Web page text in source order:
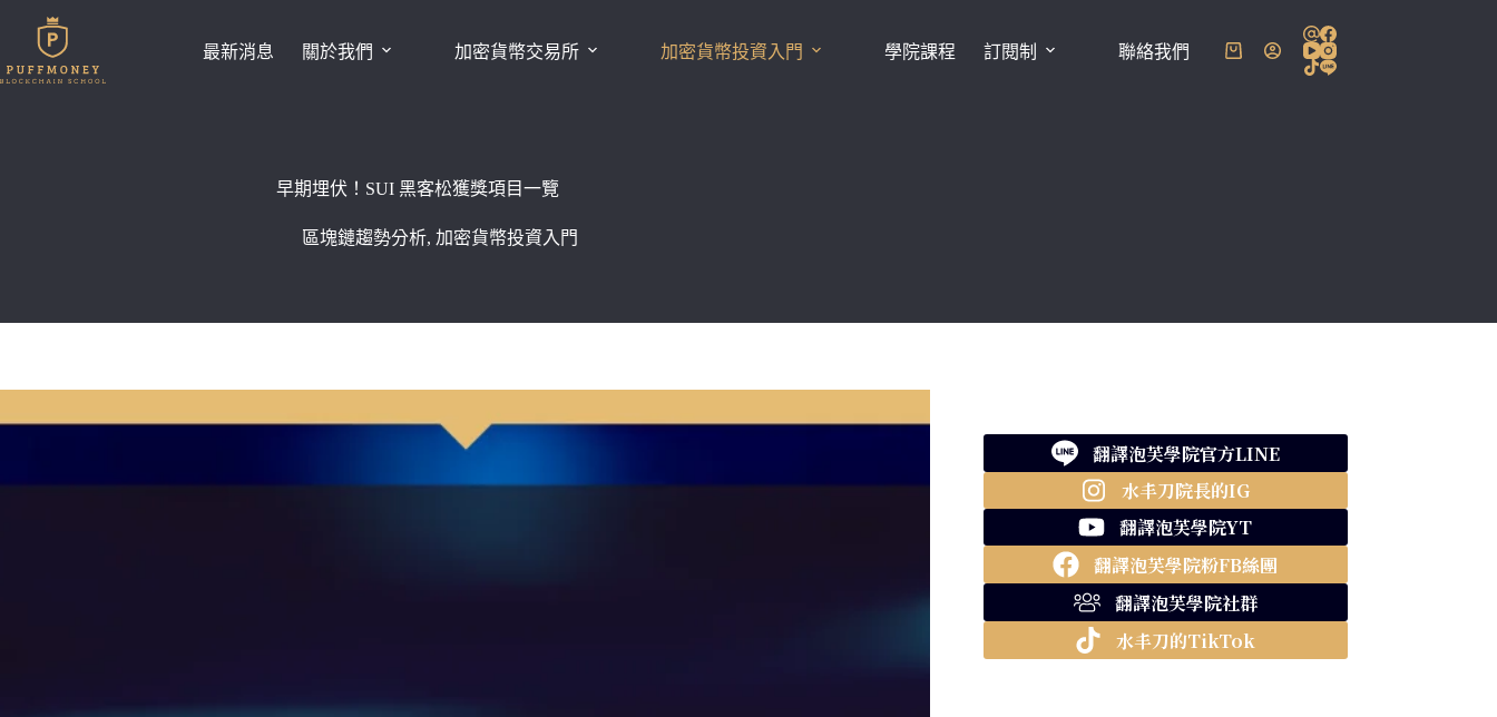
主
最新消息 關於我們 加密貨幣交易所 加密貨幣投資入門 學院課程 訂閱制 聯絡我們
購
早期埋伏！SUI 黑客松獲獎項目一覽
區塊鏈趨勢分析, 加密貨幣投資入門
翻譯泡芙學院官方LINE
水丰刀院長的IG
翻譯泡芙學院YT
翻譯泡芙學院粉FB絲團
翻譯泡芙學院社群
水丰刀的TikTok